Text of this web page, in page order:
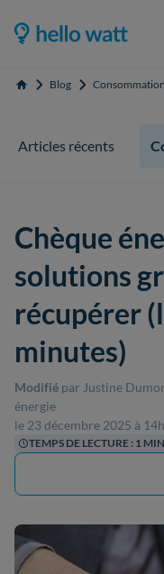
Accueil Blog
Articles récents
Chèque
solutions
récupérer
minutes)
Modifié par Justine
énergie
le 23 décembre 2025 à
TEMPS DE LECTURE : 1 MIN